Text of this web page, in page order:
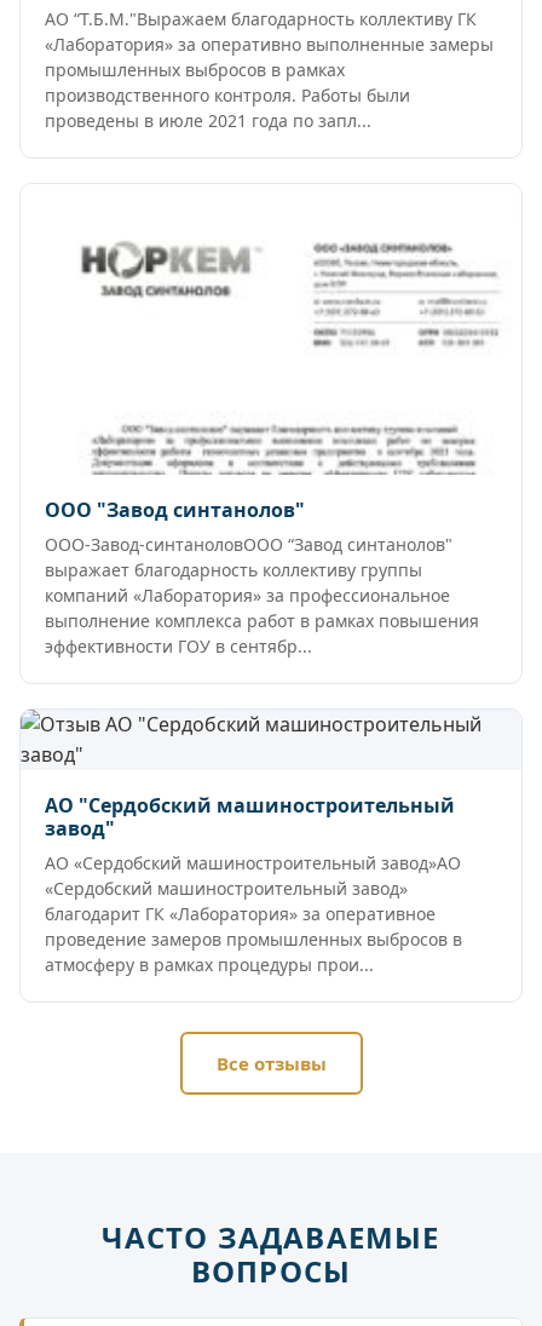
АО “Т.Б.М."Выражаем благодарность коллективу ГК
«Лаборатория» за оперативно выполненные замеры
промышленных выбросов в рамках
производственного контроля. Работы были
проведены в июле 2021 года по запл...
ООО "Завод синтанолов"
ООО-Завод-синтаноловООО “Завод синтанолов"
выражает благодарность коллективу группы
компаний «Лаборатория» за профессиональное
выполнение комплекса работ в рамках повышения
эффективности ГОУ в сентябр...
АО "Сердобский машиностроительный
завод"
АО «Сердобский машиностроительный завод»АО
«Сердобский машиностроительный завод»
благодарит ГК «Лаборатория» за оперативное
проведение замеров промышленных выбросов в
атмосферу в рамках процедуры прои...
Все отзывы
ЧАСТО ЗАДАВАЕМЫЕ
ВОПРОСЫ